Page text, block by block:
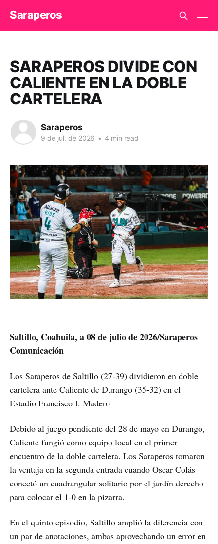
Saraperos
SARAPEROS DIVIDE CON
CALIENTE EN LA DOBLE
CARTELERA
Saraperos
9 de jul. de 2026 • 4 min read
Saltillo, Coahuila, a 08 de julio de 2026/Saraperos
Comunicación
Los Saraperos de Saltillo (27-39) dividieron en doble
cartelera ante Caliente de Durango (35-32) en el
Estadio Francisco I. Madero
Debido al juego pendiente del 28 de mayo en Durango,
Caliente fungió como equipo local en el primer
encuentro de la doble cartelera. Los Saraperos tomaron
la ventaja en la segunda entrada cuando Oscar Colás
conectó un cuadrangular solitario por el jardín derecho
para colocar el 1-0 en la pizarra.
En el quinto episodio, Saltillo amplió la diferencia con
un par de anotaciones, ambas aprovechando un error en